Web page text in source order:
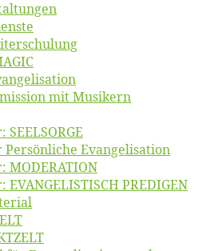
mit Musikern
SEELSORGE
Per­sön­li­che Evangelisation
MODERATION
EVANGELISTISCH PREDIGEN